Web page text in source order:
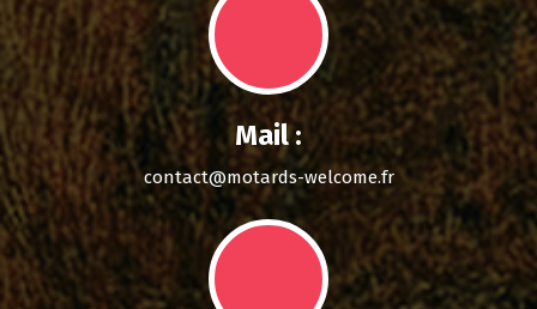
Mail :
contact@motards-welcome.fr